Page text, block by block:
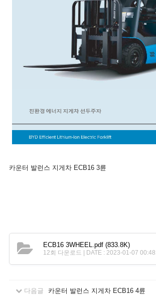
카운터 발런스 지게차 ECB16 3륜
ECB16 3WHEEL.pdf(833.8K)
12회 다운로드 | DATE : 2023-01-07
다음글 카운터 발런스 지게차 ECB16 4륜